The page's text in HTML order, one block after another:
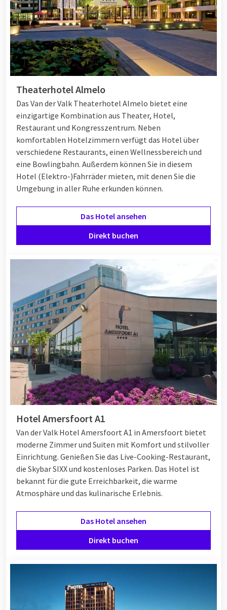
Langes Wochenende im Oktober
Ein langes Wochenende im Oktober bietet Ihnen genug Zeit,
sich zu entspannen und etwas zu unternehmen. Wählen Sie
ein Hotel mitWellness-Einrichtungenum vollkommen zur
Ruhe zu kommen oder erkunden Sie gemeinsam die Natur.
Dank der zentralen Lage vieler Van der Valk Hotels lassen sich
Städte, Naturgebiete und Sehenswürdigkeiten oft einfach
kombinieren. Sehen Sie sich diemehrtägigen
Arrangementsan und planen Sie ein komplett organisiertes
langes Wochenende im Oktober.
Last-Minute-Wochenende im Oktober
Lust auf einen spontanen Ausflug diesen Monat? Buchen Sie
Wochenende im Oktober. Bei Van der Valk
finden Sie immer ein Hotel, das Ihren Wünschen entspricht,
oft mit attraktiven Last-Minute-Rabatten. Ob Sie sich für eine
Nacht an der Küste, einen Städtetrip oder einen Aufenthalt in
der Natur entscheiden: ein spontanes Wochenende im
Oktober gibt Ihnen neue Energie.
Van der Valk Hotels im Oktober
Van der Valk bietet eine breite Auswahl an Hotels, ideal für ein
Wochenende im Oktober. Genießen Sie moderne Zimmer,
umfangreiche Frühstücksbuffets, Wellness-Einrichtungen und
hervorragende Restaurants. Ob Sie zu zweit, mit der ganzen
Familie oder in einer Gruppe reisen, es gibt immer ein Hotel,
das zu Ihren Plänen passt.
Theaterhotel Almelo
Das Van der Valk Theaterhotel Almelo bietet eine
einzigartige Kombination aus Theater, Hotel,
Restaurant und Kongresszentrum. Neben
komfortablen Hotelzimmern verfügt das Hotel über
verschiedene Restaurants, einen Wellnessbereich und
eine Bowlingbahn. Außerdem können Sie in diesem
Hotel (Elektro-)Fahrräder mieten, mit denen Sie die
Umgebung in aller Ruhe erkunden können.
Das Hotel ansehen
Direkt buchen
Hotel Amersfoort A1
Van der Valk Hotel Amersfoort A1 in Amersfoort bietet
moderne Zimmer und Suiten mit Komfort und stilvoller
Einrichtung. Genießen Sie das Live-Cooking-Restaurant,
die Skybar SIXX und kostenloses Parken. Das Hotel ist
bekannt für die gute Erreichbarkeit, die warme
Atmosphäre und das kulinarische Erlebnis.
Das Hotel ansehen
Direkt buchen